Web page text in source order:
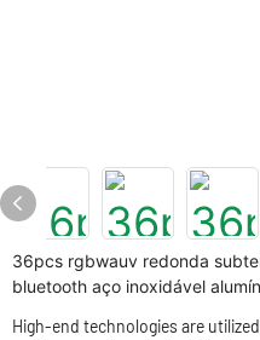
36pcs rgbwauv redonda
bluetooth aço inoxidável
High-end technologies are